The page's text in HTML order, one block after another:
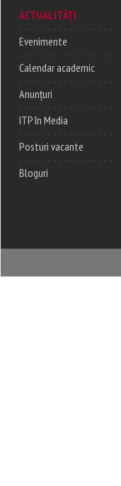
ACTUALITĂȚI
Evenimente
Calendar academic
Anunțuri
ITP în Media
Posturi vacante
Bloguri